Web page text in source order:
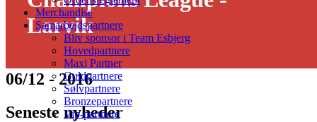
Merchandise
Samarbejdspartnere
Bliv sponsor i Team Esbjerg
Hovedpartnere
Maxi Partner
Guldpartnere
Sølvpartnere
Bronzepartnere
Vip-partnere
Larvik
06/12 - 2016
Seneste nyheder